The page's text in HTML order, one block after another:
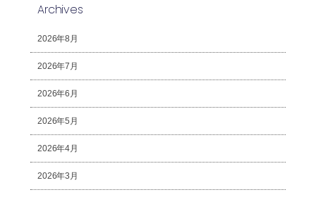
Archives
2026年8月
2026年7月
2026年6月
2026年5月
2026年4月
2026年3月